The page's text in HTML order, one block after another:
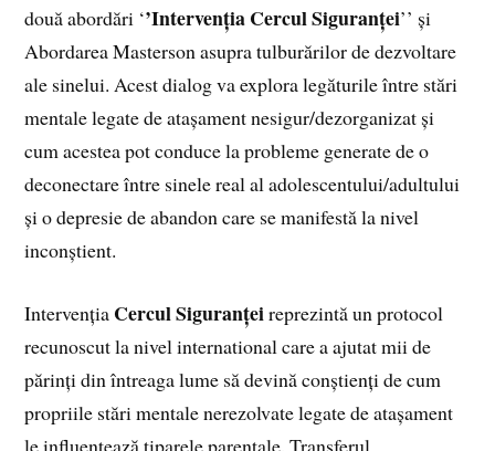
două abordări ‘’Intervenția Cercul Siguranței’’ și
Abordarea Masterson asupra tulburărilor de dezvoltare
ale sinelui. Acest dialog va explora legăturile între stări
mentale legate de atașament nesigur/dezorganizat și
cum acestea pot conduce la probleme generate de o
deconectare între sinele real al adolescentului/adultului
și o depresie de abandon care se manifestă la nivel
inconștient.
Intervenția Cercul Siguranțeireprezintă un protocol
recunoscut la nivel international care a ajutat mii de
părinți din întreaga lume să devină conștienți de cum
propriile stări mentale nerezolvate legate de atașament
le influențează tiparele parentale. Transferul